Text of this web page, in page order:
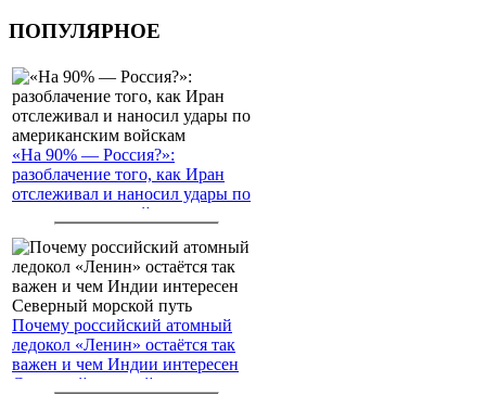
ПОПУЛЯРНОЕ
«На 90% — Россия?»:
разоблачение того, как Иран
отслеживал и наносил удары по
американским войскам
Почему российский атомный
ледокол «Ленин» остаётся так
важен и чем Индии интересен
Северный морской путь